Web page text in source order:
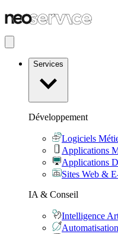
Services
Développement
Logiciels
Applications
Applications
Sites Web &
IA & Conseil
Intelligence